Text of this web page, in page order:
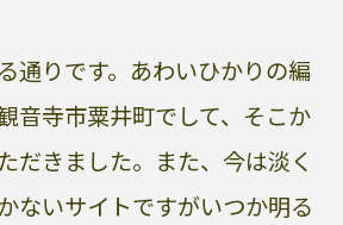
通りです。あわいひかりの編
音寺市粟井町でして、そこか
だきました。また、今は淡く
ないサイトですがいつか明る